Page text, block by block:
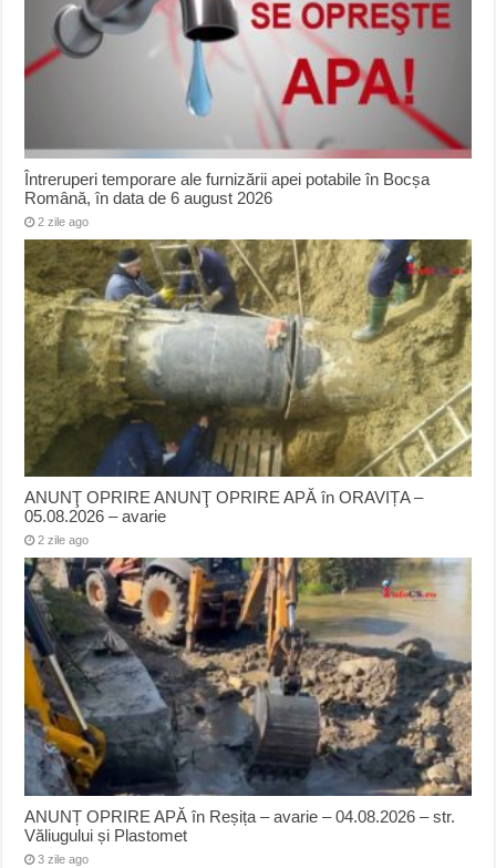
Întreruperi temporare ale furnizării apei potabile în Bocșa
Română, în data de 6 august 2026
2 zile ago
ANUNŢ OPRIRE ANUNŢ OPRIRE APĂ în ORAVIȚA –
05.08.2026 – avarie
2 zile ago
ANUNȚ OPRIRE APĂ în Reșița – avarie – 04.08.2026 – str.
Văliugului și Plastomet
3 zile ago